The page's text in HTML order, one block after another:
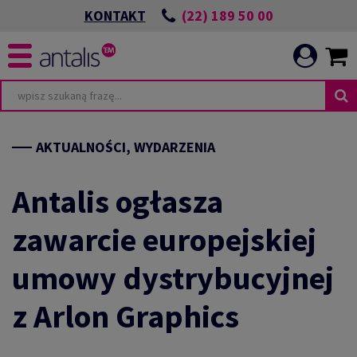
KONTAKT (22) 189 50 00
AKTUALNOŚCI, WYDARZENIA
Antalis ogłasza
zawarcie europejskiej
umowy dystrybucyjnej
z Arlon Graphics